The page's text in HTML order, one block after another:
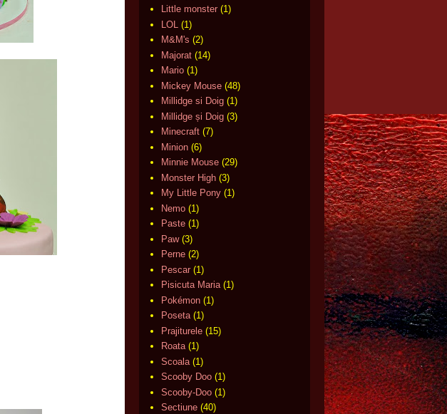
Little monster (1)
LOL
(1)
M&M's (2)
Majorat (14)
Mario (1)
Mickey Mouse (48)
Millidge si Doig (1)
Millidge și Doig (3)
Minecraft (7)
Minion (6)
Minnie Mouse (29)
Monster High (3)
My Little Pony (1)
Nemo (1)
Paste (1)
Paw (3)
Perne (2)
Pescar (1)
Pisicuta Maria (1)
Pokémon (1)
Poseta (1)
Prajiturele (15)
Roata (1)
Scoala (1)
Scooby Doo (1)
Scooby-Doo (1)
Sectiune (40)